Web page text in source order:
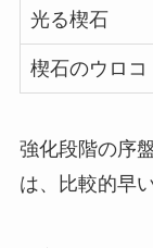
光る楔石
楔石のウロコ
強化段階の序
は、比較的早